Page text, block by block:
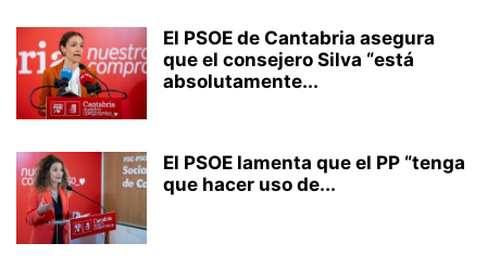
El PSOE de Cantabria asegura
que el consejero Silva “está
absolutamente...
El PSOE lamenta que el PP “tenga
que hacer uso de...